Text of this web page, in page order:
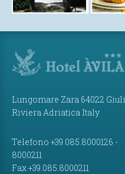
Lungomare Zara 64022
Riviera Adriatica Italy
Telefono +39.085.8000126 -
8000211
Fax +39.085.8000211